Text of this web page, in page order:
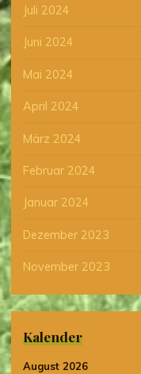
Juli 2024
Juni 2024
Mai 2024
April 2024
März 2024
Februar 2024
Januar 2024
Dezember 2023
November 2023
Kalender
August 2026